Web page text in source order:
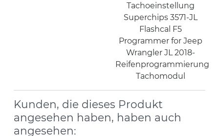
Tachoeinstellung
Superchips 3571-JL
Flashcal F5
Programmer for Jeep
Wrangler JL 2018-
Reifenprogrammierung
Tachomodul
Kunden, die dieses Produkt
angesehen haben, haben auch
angesehen: